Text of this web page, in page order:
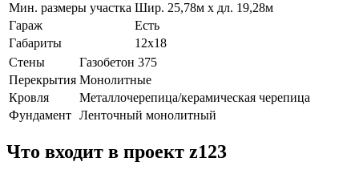
Мин. размеры участка Шир. 25,78м х дл. 19,28м
Гараж
Есть
Габариты
12х18
Стены
Газобетон 375
Перекрытия Монолитные
Кровля
Металлочерепица/керамическая черепица
Фундамент Ленточный монолитный
Что входит в проект z123